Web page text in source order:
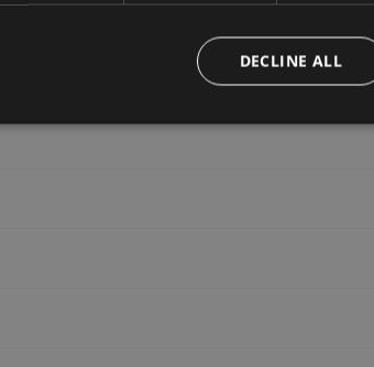
DECLINE ALL